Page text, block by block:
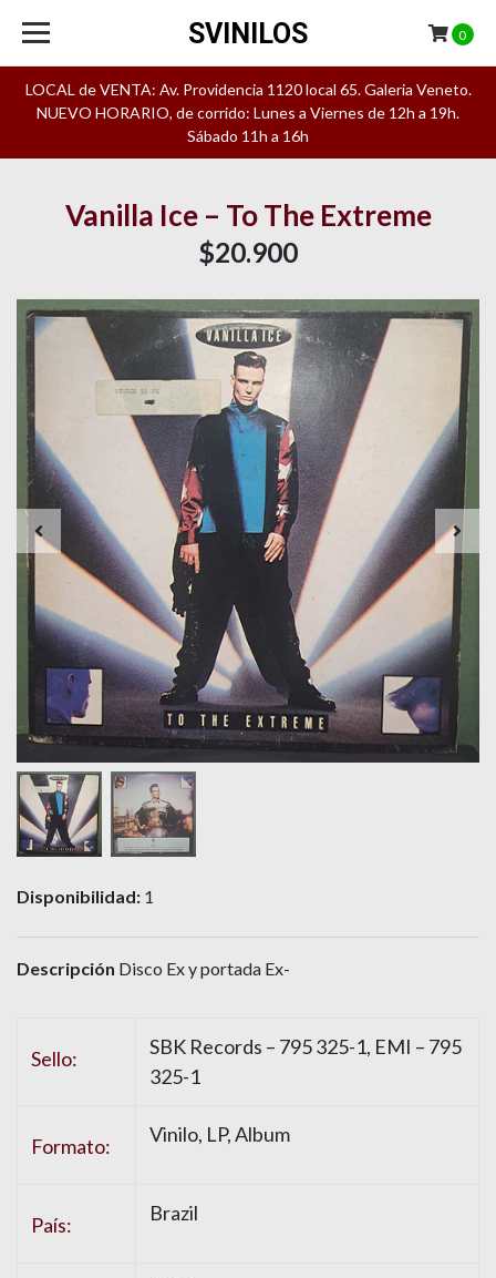
LOCAL de VENTA: Av. Providencia 1120 local 65. Galeria Veneto.
NUEVO HORARIO, de corrido: Lunes a Viernes de 12h a 19h.
Sábado 11h a 16h
SVINILOS 0
Vanilla Ice – To The Extreme
$20.900
Disponibilidad: 1
Descripción Disco Ex y portada Ex-
Sello: SBK Records – 795 325-1, EMI – 795
325-1
Formato: Vinilo, LP, Album
País: Brazil